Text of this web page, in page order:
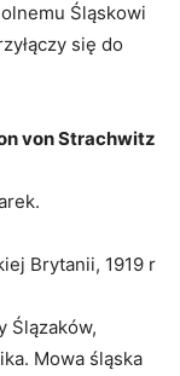
Śląskowi
się do
von Strachwitz
Brytanii, 1919 r
Ślązaków,
Mowa śląska